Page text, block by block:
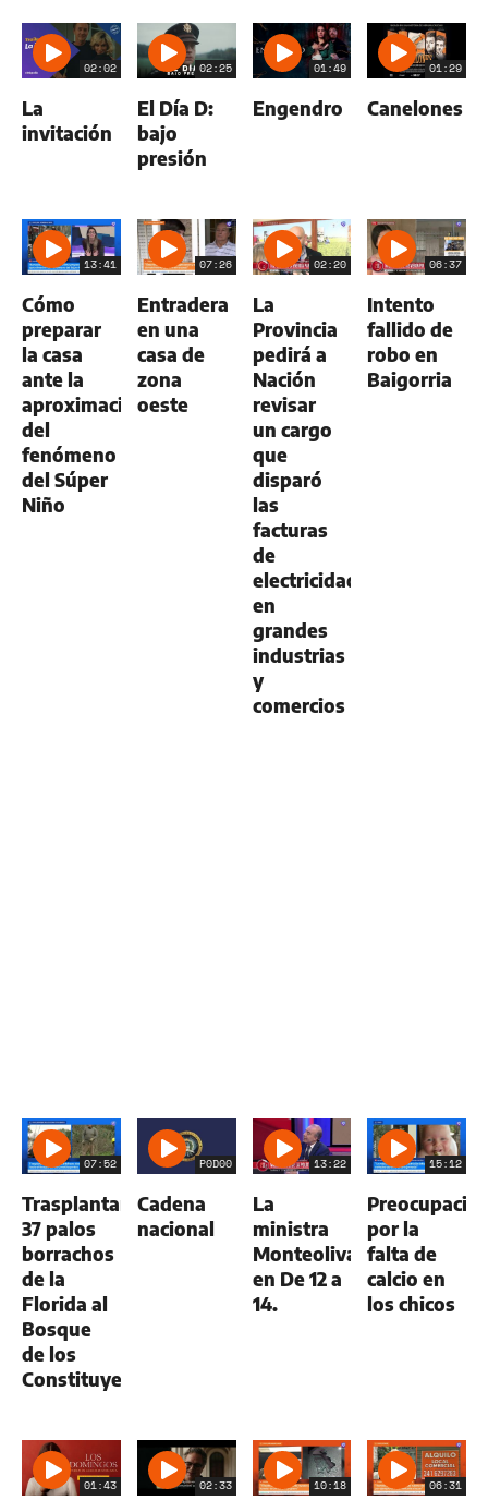
02:02
La
invitación
02:25
El Día D:
bajo
presión
01:49
Engendro
01:29
Canelones
13:41
Cómo
preparar
la casa
ante la
aproximación
del
fenómeno
del Súper
Niño
07:26
Entradera
en una
casa de
zona
oeste
02:20
La
Provincia
pedirá a
Nación
revisar
un cargo
que
disparó
las
facturas
de
electricidad
en
grandes
industrias
y
comercios
06:37
Intento
fallido de
robo en
Baigorria
07:52
Trasplantan
37 palos
borrachos
de la
Florida al
Bosque
de los
Constituyentes
P0D00
Cadena
nacional
13:22
La
ministra
Monteoliva
en De 12 a
14.
15:12
por la
falta de
calcio en
los chicos
01:43 02:33 10:18 06:31